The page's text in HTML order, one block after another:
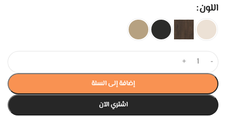
اللون
-
+
إضافة إلى السلة
اشتري الآن